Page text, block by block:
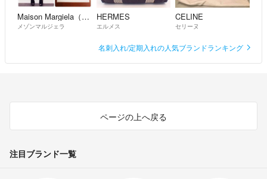
Maison Margiela（旧Maison Martin Margiela）
メゾンマルジェラ
HERMES
エルメス
CELINE
セリーヌ
名刺入れ/定期入れの人気ブランドランキング
ページの上へ戻る
注目ブランド一覧